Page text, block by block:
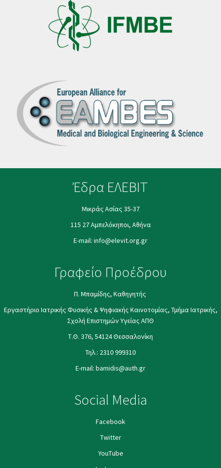
Έδρα ΕΛΕΒΙΤ
Μικράς Ασίας 35-37
115 27 Αμπελόκηποι, Αθήνα
E-mail: info@elevit.org.gr
Γραφείο Προέδρου
Π. Μπαμίδης, Καθηγητής
Εργαστήριο Ιατρικής Φυσικής & Ψηφιακής Καινοτομίας, Τμήμα Ιατρικής,
Σχολή Επιστημών Υγείας ΑΠΘ
Τ.Θ. 376, 54124 Θεσσαλονίκη
Τηλ.: 2310 999310
E-mail: bamidis@auth.gr
Social Media
Facebook
Twitter
YouΤube